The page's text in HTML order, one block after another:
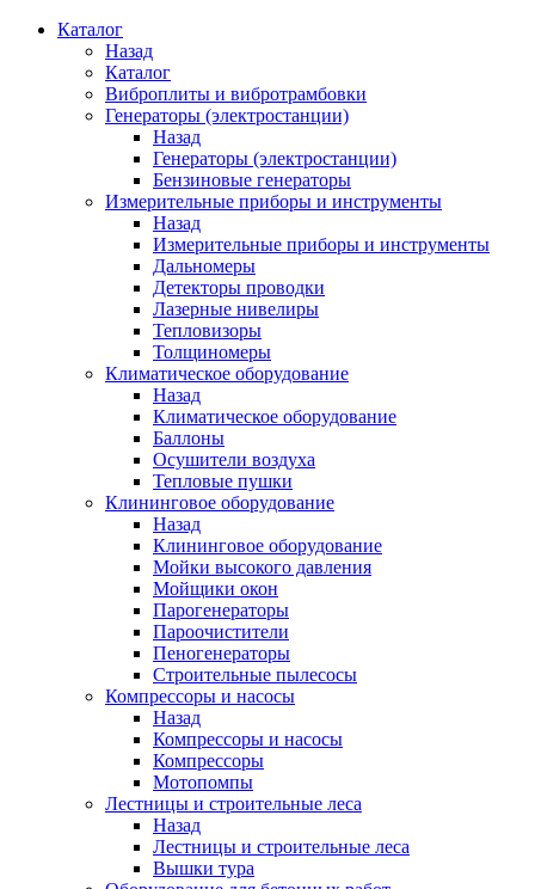
Каталог
Назад
Каталог
Виброплиты и вибротрамбовки
Генераторы (электростанции)
Назад
Генераторы (электростанции)
Бензиновые генераторы
Измерительные приборы и инструменты
Назад
Измерительные приборы и инструменты
Дальномеры
Детекторы проводки
Лазерные нивелиры
Тепловизоры
Толщиномеры
Климатическое оборудование
Назад
Климатическое оборудование
Баллоны
Осушители воздуха
Тепловые пушки
Клининговое оборудование
Назад
Клининговое оборудование
Мойки высокого давления
Мойщики окон
Парогенераторы
Пароочистители
Пеногенераторы
Строительные пылесосы
Компрессоры и насосы
Назад
Компрессоры и насосы
Компрессоры
Мотопомпы
Лестницы и строительные леса
Назад
Лестницы и строительные леса
Вышки тура